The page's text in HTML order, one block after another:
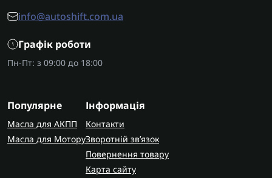
info@autoshift.com.ua
Графік роботи
Пн-Пт: з 09:00 до 18:00
Популярне
Масла для АКПП
Масла для Мотору
Інформація
Контакти
Зворотній зв’язок
Повернення товару
Карта сайту